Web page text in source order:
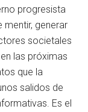
progresista
mentir, generar
societales
las próximas
que la
salidos de
Es el